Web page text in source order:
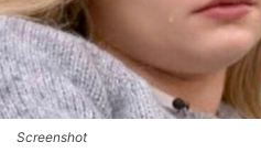
Screenshot